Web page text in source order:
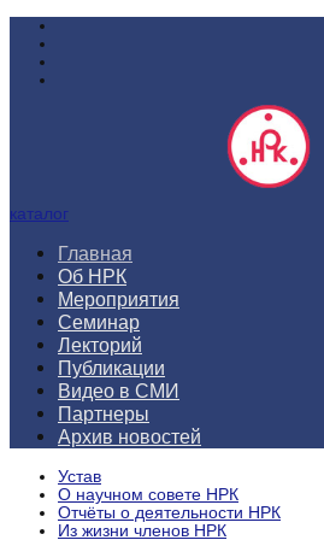
каталог
Главная
Об НРК
Мероприятия
Семинар
Лекторий
Публикации
Видео в СМИ
Партнеры
Архив новостей
Устав
О научном совете НРК
Отчёты о деятельности НРК
Из жизни членов НРК